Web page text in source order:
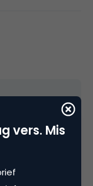
om
vers. Mis